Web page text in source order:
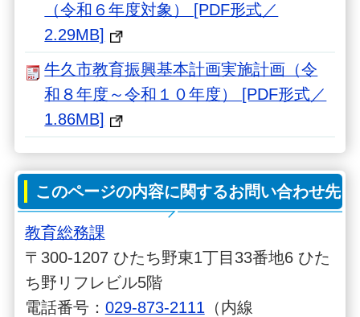
（令和６年度対象） [PDF形式／
2.29MB]
牛久市教育振興基本計画実施計画（令
和８年度～令和１０年度） [PDF形式／
1.86MB]
このページの内容に関するお問い合わせ先
教育総務課
〒300-1207 ひたち野東1丁目33番地6 ひた
ち野リフレビル5階
電話番号： 029-873-2111 （内線